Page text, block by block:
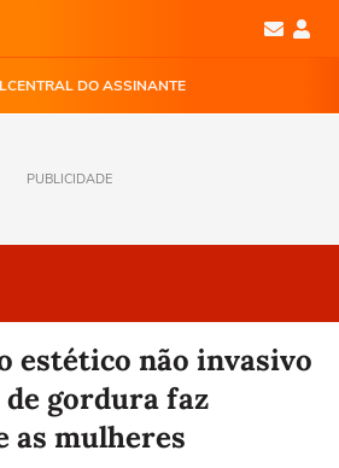
CENTRAL DO ASSINANTE
PUBLICIDADE
estético não invasivo
gordura faz
as mulheres